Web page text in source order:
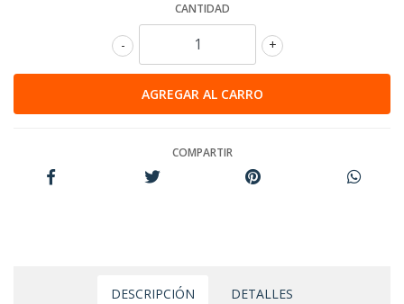
CANTIDAD
+
-
COMPARTIR
DESCRIPCIÓN DETALLES